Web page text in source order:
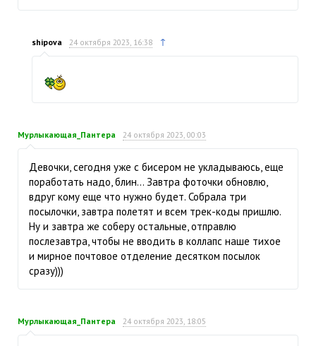
shipova 24 октября 2023, 16:38 ↑
Мурлыкающая_Пантера 24 октября 2023, 00:03
Девочки, сегодня уже с бисером не укладываюсь, еще
поработать надо, блин… Завтра фоточки обновлю,
вдруг кому еще что нужно будет. Собрала три
посылочки, завтра полетят и всем трек-коды пришлю.
Ну и завтра же соберу остальные, отправлю
послезавтра, чтобы не вводить в коллапс наше тихое
и мирное почтовое отделение десятком посылок
сразу)))
Мурлыкающая_Пантера 24 октября 2023, 18:05